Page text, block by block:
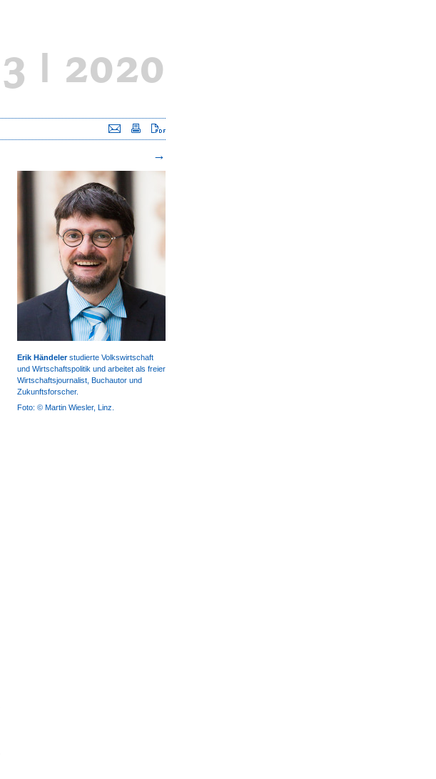
3 | 2020
Seite versenden
Seite drucken
Erik Händelerstudierte Volkswirt­schaft
und Wirtschaftspolitik und arbeitet als freier
Wirtschaftsjournalist, Buchautor und
Zukunftsforscher.
Foto: © Martin Wiesler, Linz.